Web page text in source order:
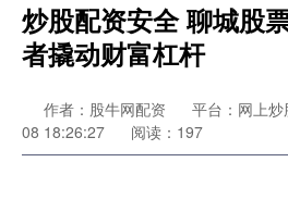
炒股配资安全 聊城股
者撬动财富杠杆
作者：股牛网配资 平台：网上炒
08 18:26:27
阅读：197